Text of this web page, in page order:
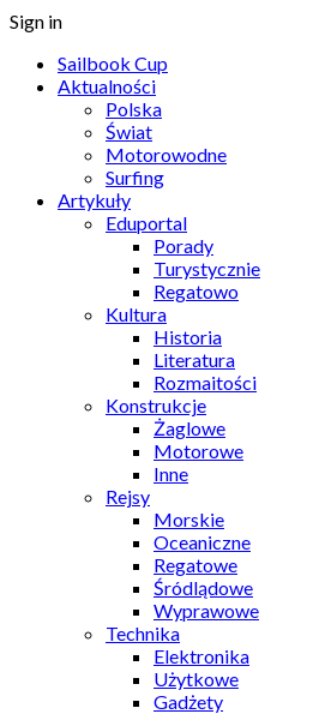
Sign in
Sailbook Cup
Aktualności
Polska
Świat
Motorowodne
Surfing
Artykuły
Eduportal
Porady
Turystycznie
Regatowo
Kultura
Historia
Literatura
Rozmaitości
Konstrukcje
Żaglowe
Motorowe
Inne
Rejsy
Morskie
Oceaniczne
Regatowe
Śródlądowe
Wyprawowe
Technika
Elektronika
Użytkowe
Gadżety